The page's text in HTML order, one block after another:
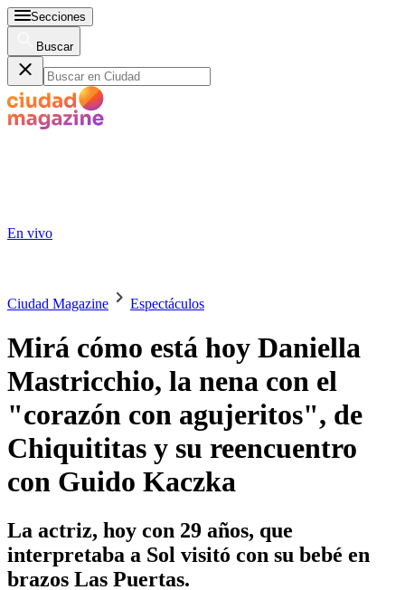
Secciones
Buscar
En vivo
Ciudad Magazine Espectáculos
Mirá cómo está hoy Daniella
Mastricchio, la nena con el
"corazón con agujeritos", de
Chiquititas y su reencuentro
con Guido Kaczka
La actriz, hoy con 29 años, que
interpretaba a Sol visitó con su bebé en
brazos Las Puertas.